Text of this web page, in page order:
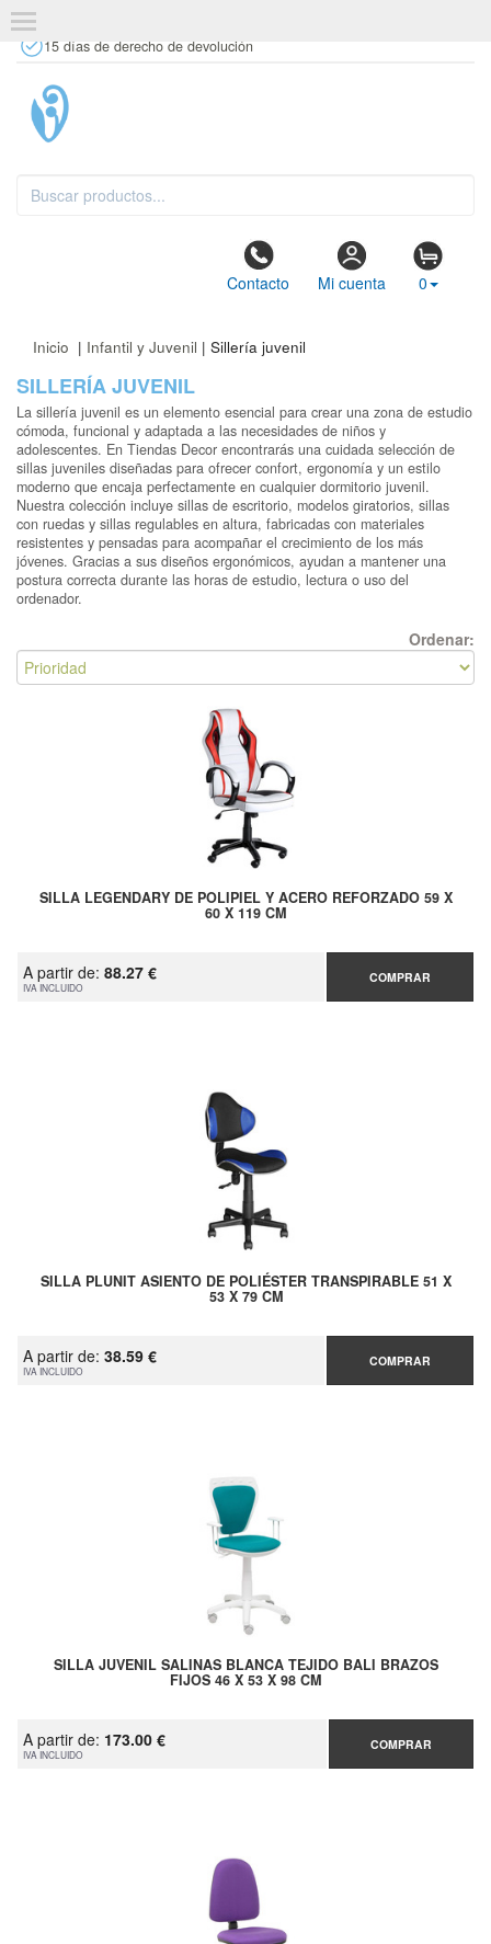
15 días de derecho de devolución
Contacto Mi cuenta 0
Inicio | Infantil y Juvenil | Sillería juvenil
SILLERÍA JUVENIL
La sillería juvenil es un elemento esencial para crear una zona de estudio
cómoda, funcional y adaptada a las necesidades de niños y
adolescentes. En Tiendas Decor encontrarás una cuidada selección de
sillas juveniles diseñadas para ofrecer confort, ergonomía y un estilo
moderno que encaja perfectamente en cualquier dormitorio juvenil.
Nuestra colección incluye sillas de escritorio, modelos giratorios, sillas
con ruedas y sillas regulables en altura, fabricadas con materiales
resistentes y pensadas para acompañar el crecimiento de los más
jóvenes. Gracias a sus diseños ergonómicos, ayudan a mantener una
postura correcta durante las horas de estudio, lectura o uso del
ordenador.
Ordenar:
SILLA LEGENDARY DE POLIPIEL Y ACERO REFORZADO 59 X
60 X 119 CM
A partir de: 88.27 €
IVA INCLUIDO
COMPRAR
SILLA PLUNIT ASIENTO DE POLIÉSTER TRANSPIRABLE 51 X
53 X 79 CM
A partir de: 38.59 €
IVA INCLUIDO
COMPRAR
SILLA JUVENIL SALINAS BLANCA TEJIDO BALI BRAZOS
FIJOS 46 X 53 X 98 CM
A partir de: 173.00 €
IVA INCLUIDO
COMPRAR